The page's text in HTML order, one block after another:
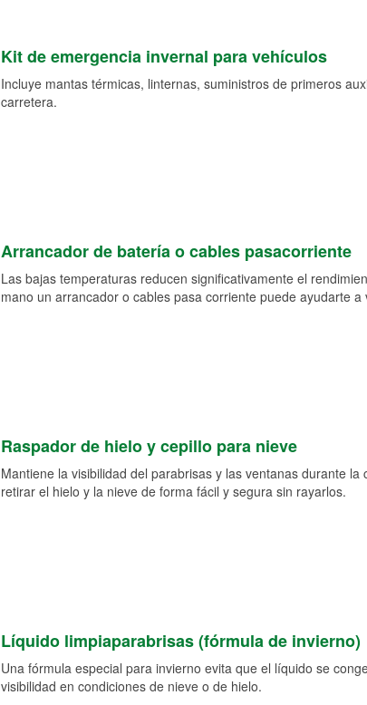
Kit de emergencia invernal para vehículos
Incluye mantas térmicas, linternas, suministros de primeros
carretera.
Arrancador de batería o cables pasacorriente
Las bajas temperaturas reducen significativamente el
mano un arrancador o cables pasa corriente puede ayudarte
Raspador de hielo y cepillo para nieve
Mantiene la visibilidad del parabrisas y las ventanas durante
retirar el hielo y la nieve de forma fácil y segura sin rayarlos.
Líquido limpiaparabrisas (fórmula de invierno)
Una fórmula especial para invierno evita que el líquido se
visibilidad en condiciones de nieve o de hielo.